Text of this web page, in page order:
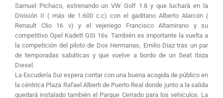
Samuel Pichaco, estrenando un VW Golf 1.8 y que luchará en la
División II ( más de 1.600 c.c) con el gaditano Alberto Alarcón (
Renault Clio 16 v) y el vejeriego Francisco Altamirano y su
competitivo Opel Kadett GSI 16v. También es importante la vuelta a
la competición del piloto de Dos Hermanas, Emilio Diaz tras un par
de temporadas sabáticas y que vuelve a bordo de un Seat Ibiza
Diesel.
La Escudería Sur espera contar con una buena acogida de público en
la céntrica Plaza Rafael Alberti de Puerto Real donde junto a la salida
quedará instalado también el Parque Cerrado para los vehículos. La